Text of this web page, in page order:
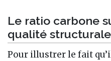
Le ratio carbone
qualité structurale
Pour illustrer le fait